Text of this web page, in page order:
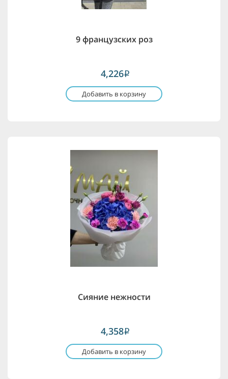
9 французских роз
4,226i
Добавить в корзину
Сияние нежности
4,358i
Добавить в корзину